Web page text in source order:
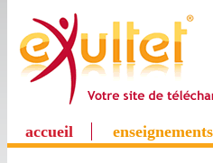
accueil enseignements